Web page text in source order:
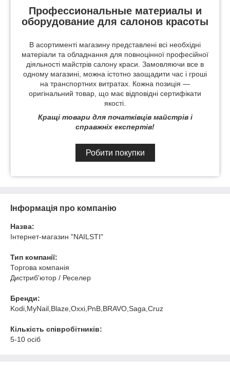
Профессиональные материалы и
оборудование для салонов красоты
В асортименті магазину представлені всі необхідні
матеріали та обладнання для повноцінної професійної
діяльності майстрів салону краси. Замовляючи все в
одному магазині, можна істотно заощадити час і гроші
на транспортних витратах. Кожна позиція —
оригінальний товар, що має відповідні сертифікати
якості.
Кращі товари для початківців майстрів і
справжніх експертів!
Робити покупки
Інформація про компанію
Назва:
Інтернет-магазин "NAILSTI"
Тип компанії:
Торгова компанія
Дистриб'ютор / Реселер
Бренди:
Kodi,MyNail,Blaze,Oxxi,PnB,BRAVO,Saga,Cruz
Кількість співробітників:
5-10 осіб